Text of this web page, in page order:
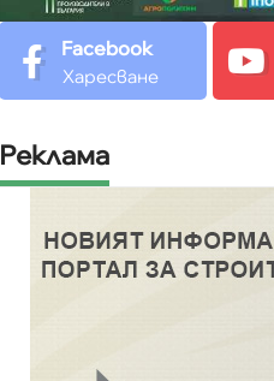
Facebook
Харесване
Реклама